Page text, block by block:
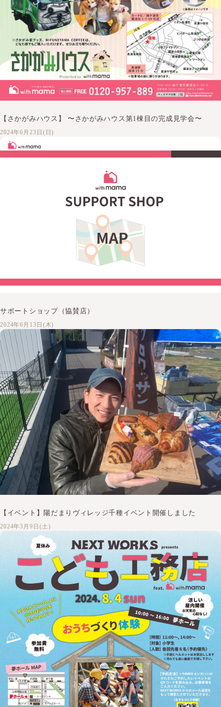
【さかがみハウス】 〜さかがみハウス第1棟目の完成見学会〜
2024年6月23日(日)
サポートショップ（協賛店）
2024年6月13日(木)
【イベント】陽だまりヴィレッジ千種イベント開催しました
2024年3月9日(土)